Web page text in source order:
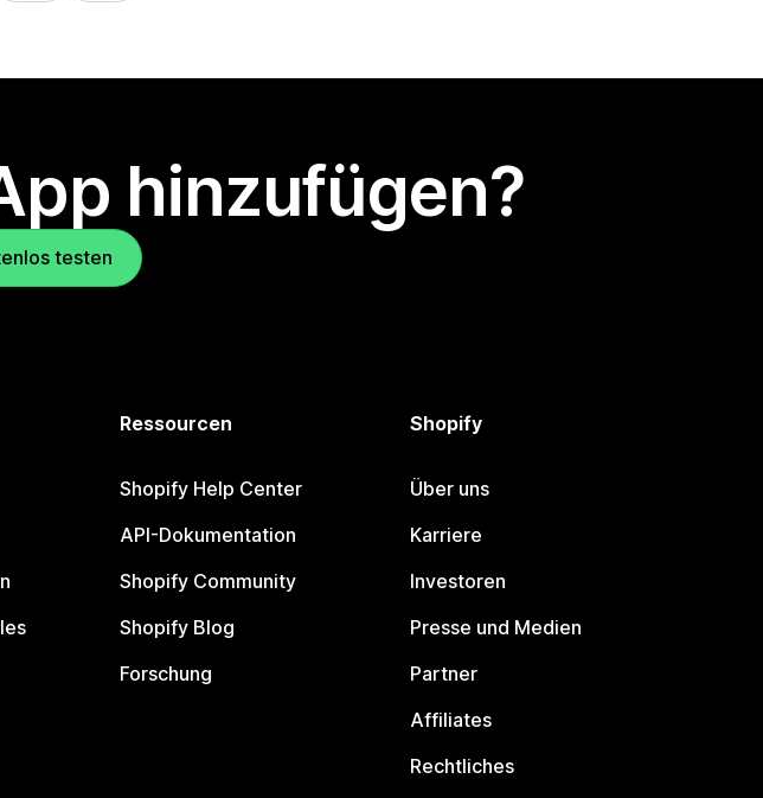
hinzufügen?
testen
Ressourcen
Shopify Help Center
API-Dokumentation
Shopify Community
Shopify Blog
Forschung
Shopify
Über uns
Karriere
Investoren
Presse und Medien
Partner
Affiliates
Rechtliches